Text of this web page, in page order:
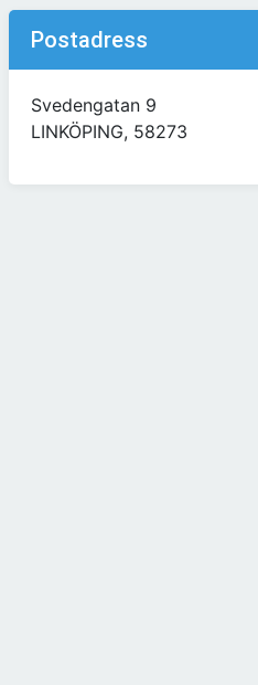
Postadress
Svedengatan 9
LINKÖPING, 58273